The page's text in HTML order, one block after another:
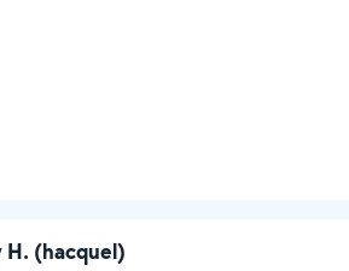
H. (hacquel)